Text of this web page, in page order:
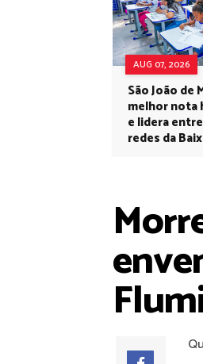
AUG 07, 2026
São João de
melhor nota
e lidera
redes da